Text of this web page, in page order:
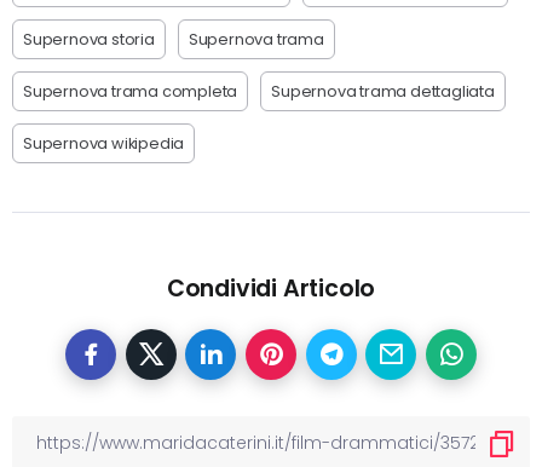
Supernova storia Supernova trama
Supernova trama completa Supernova trama dettagliata
Supernova wikipedia
Condividi Articolo